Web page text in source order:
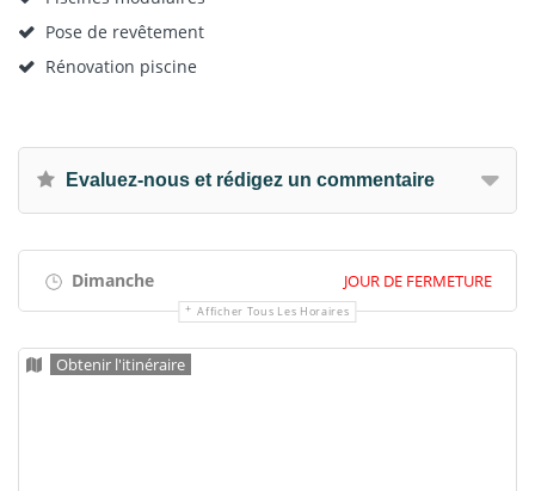
Pose de revêtement
Rénovation piscine
Evaluez-nous et rédigez un commentaire
Dimanche JOUR DE FERMETURE
Afficher Tous Les Horaires
Obtenir l'itinéraire